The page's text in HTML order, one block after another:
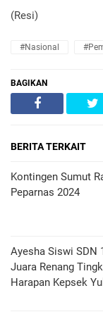
(Resi)
#Nasional
BAGIKAN
BERITA TERKAIT
Kontingen Sumut
Peparnas 2024
Ayesha Siswi SDN
Juara Renang
Harapan Kepsek